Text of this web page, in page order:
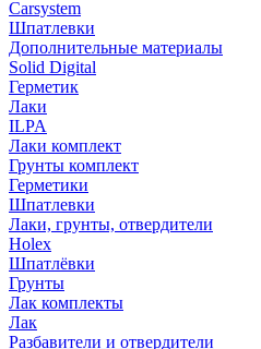
Carsystem
Шпатлевки
Дополнительные материалы
Solid Digital
Герметик
Лаки
ILPA
Лаки комплект
Грунты комплект
Герметики
Шпатлевки
Лаки, грунты, отвердители
Holex
Шпатлёвки
Грунты
Лак комплекты
Лак
Разбавители и отвердители